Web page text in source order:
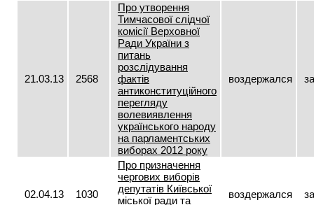
21.03.13 2568
Про утворення
Тимчасової слідчої
комісії Верховної
Ради України з
питань
розслідування
фактів
антиконституційного
перегляду
волевиявлення
українського народу
на парламентських
виборах 2012 року
воздержался за
02.04.13 1030
Про призначення
чергових виборів
депутатів Київської
міської ради та
воздержался за